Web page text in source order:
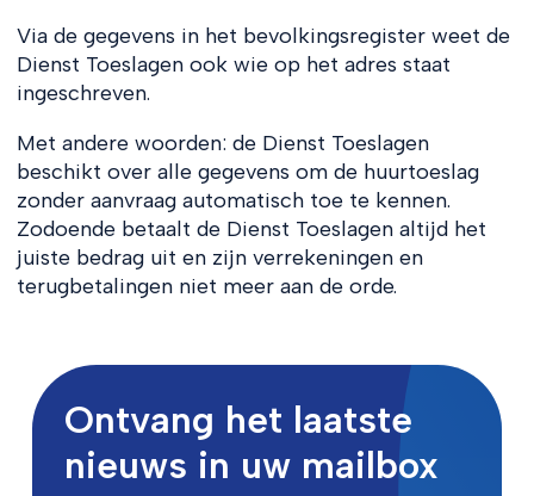
Via de gegevens in het bevolkingsregister weet de
Dienst Toeslagen ook wie op het adres staat
ingeschreven.
Met andere woorden: de Dienst Toeslagen
beschikt over alle gegevens om de huurtoeslag
zonder aanvraag automatisch toe te kennen.
Zodoende betaalt de Dienst Toeslagen altijd het
juiste bedrag uit en zijn verrekeningen en
terugbetalingen niet meer aan de orde.
Ontvang het laatste
nieuws in uw mailbox